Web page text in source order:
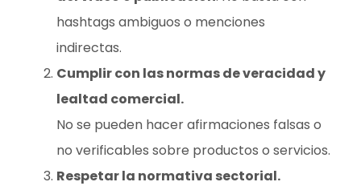
hashtags ambiguos o menciones
indirectas.
Cumplir con las normas de veracidad y
lealtad comercial.
No se pueden hacer afirmaciones falsas o
no verificables sobre productos o servicios.
Respetar la normativa sectorial.